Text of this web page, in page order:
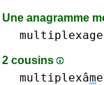
Une anagramme
multiplexage
2 cousins
multiplexâm